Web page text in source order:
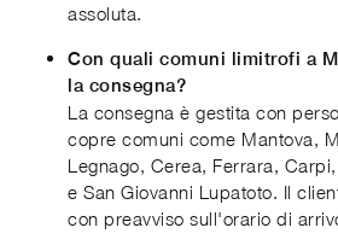
assoluta.
Con quali comuni limitrofi a
la consegna?
La consegna è gestita con
copre comuni come Mantova,
Legnago, Cerea, Ferrara,
e San Giovanni Lupatoto. Il
con preavviso sull'orario di